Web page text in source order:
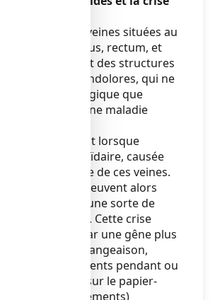
sont des veines situées au
la zone anale (anus, rectum, et
Ce sont des structures
normales et indolores, qui ne
aspect pathologique que
évoluent vers une maladie
apparaissent lorsque
crise hémorroïdaire, causée
anormale de ces veines.
dilatées peuvent alors
pour former une sorte de
niveau de l'anus. Cette crise
se traduit par une gêne plus
Démangeaison,
petits saignements pendant ou
(retrouvés sur le papier-
sur les sous-vêtements)